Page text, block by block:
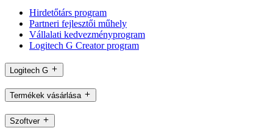
Hirdetőtárs program
Partneri fejlesztői műhely
Vállalati kedvezményprogram
Logitech G Creator program
Logitech G
Termékek vásárlása
Szoftver